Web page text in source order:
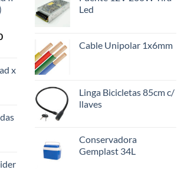
El
es:x
Led
Cable Unipolar 1x6mm
Linga Bicicletas 85cm c/
llaves
Conservadora
Gemplast 34L